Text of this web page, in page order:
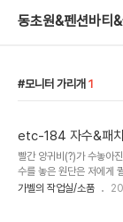
동초원&펜션바티
모니터 가리개 1
etc-184 자수&패
빨간 양귀비(?)가 수놓아
수를 놓은 원단은 저에게
만으로도 모니터가 가려지
가벨의 작업실/소품